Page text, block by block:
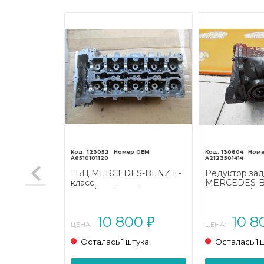
E-класс
123052
A6510101120
ГБЦ MERCEDES-BENZ E-
класс
W212/S212/C207/A207
ЦЕНА: 10 800 ₽
Осталась 1 штука
130804
A2123501414
Редуктор
MERCEDES-
W212/S212/
ЦЕНА: 10
Осталась 1